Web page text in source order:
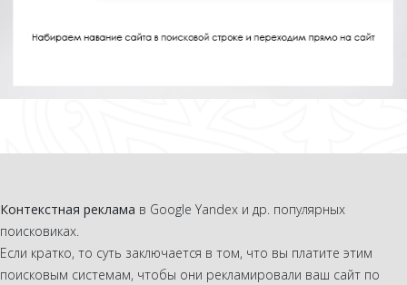
Контекстная реклама в Google Yandex и др. популярных
поисковиках.
Если кратко, то суть заключается в том, что вы платите этим
поисковым системам, чтобы они рекламировали ваш сайт по